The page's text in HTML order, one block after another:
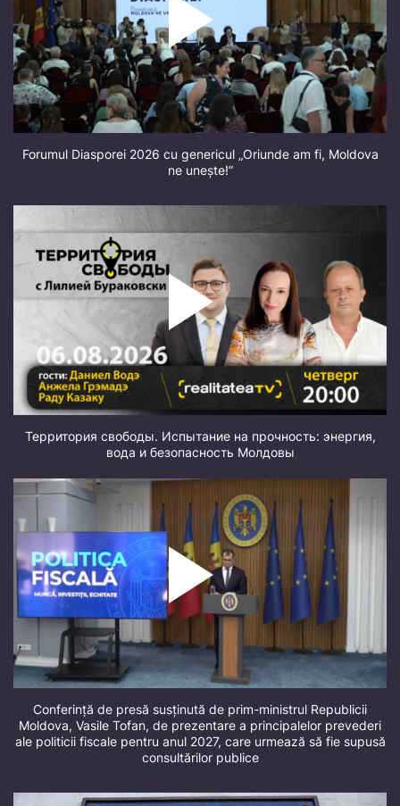
Forumul Diasporei 2026 cu genericul „Oriunde am fi, Moldova
ne unește!”
Территория свободы. Испытание на прочность: энергия,
вода и безопасность Молдовы
Conferință de presă susținută de prim-ministrul Republicii
Moldova, Vasile Tofan, de prezentare a principalelor prevederi
ale politicii fiscale pentru anul 2027, care urmează să fie supusă
consultărilor publice